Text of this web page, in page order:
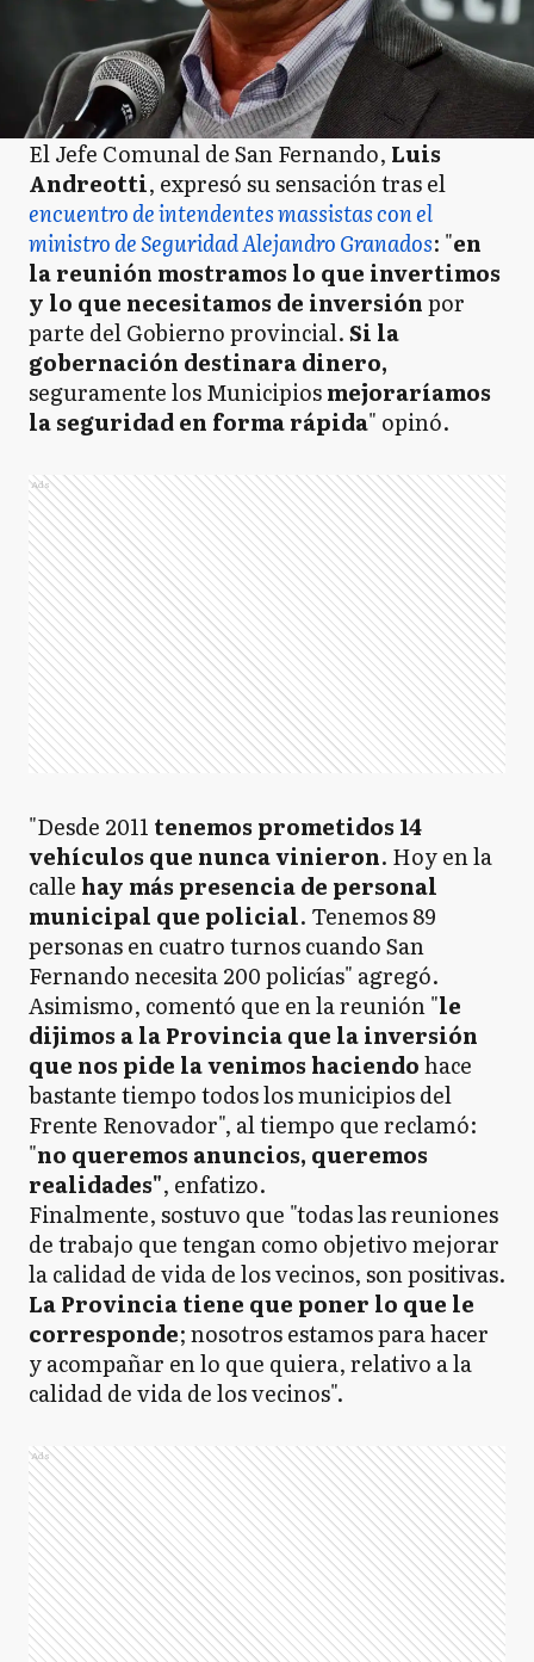
El Jefe Comunal de San Fernando, Luis
Andreotti, expresó su sensación tras el
encuentro de intendentes massistas con el
ministro de Seguridad Alejandro Granados: "en
la reunión mostramos lo que invertimos
y lo que necesitamos de inversiónpor
parte del Gobierno provincial.Si la
gobernación destinara dinero,
seguramente los Municipiosmejoraríamos
la seguridad en forma rápida" opinó.
Ads
"Desde 2011 tenemos prometidos 14
vehículos que nunca vinieron. Hoy en la
calle hay más presencia de personal
municipal que policial. Tenemos 89
personas en cuatro turnos cuando San
Fernando necesita 200 policías" agregó.
Asimismo, comentó que en la reunión "le
dijimos a la Provincia que la inversión
que nos pide la venimos haciendohace
bastante tiempo todos los municipios del
Frente Renovador", al tiempo que reclamó:
"no queremos anuncios, queremos
realidades", enfatizo.
Finalmente, sostuvo que "todas las reuniones
de trabajo que tengan como objetivo mejorar
la calidad de vida de los vecinos, son positivas.
La Provincia tiene que poner lo que le
corresponde; nosotros estamos para hacer
y acompañar en lo que quiera, relativo a la
calidad de vida de los vecinos".
Ads